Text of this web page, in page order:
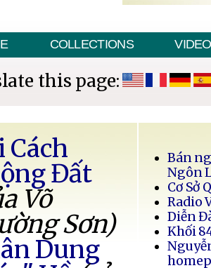
COLLECTIONS VIDEO
this page:
Cách
Đất
Võ
Sơn)
Dung
Bán
Ngôn
Cơ Sở
Radio
Diễn
Khối